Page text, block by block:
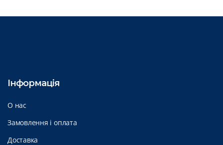
Інформація
О нас
Замовлення і оплата
Доставка